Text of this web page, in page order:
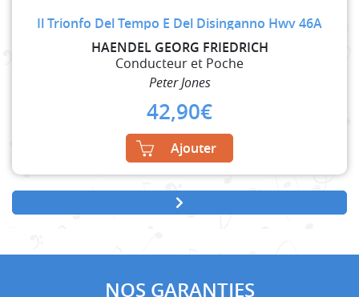
Il Trionfo Del Tempo E Del Disinganno Hwv 46A
HAENDEL GEORG FRIEDRICH
Conducteur et Poche
Peter Jones
42,90€
Ajouter
NOS GARANTIES